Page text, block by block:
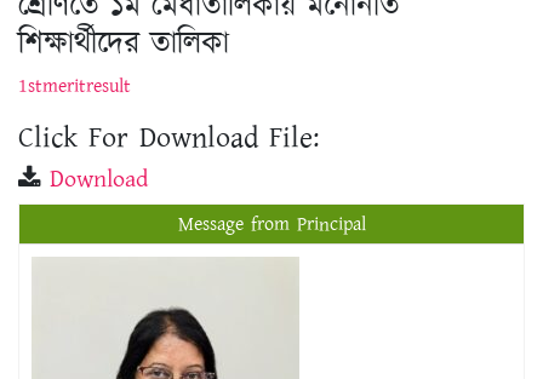
Click For Download File:
Download
Message from Principal